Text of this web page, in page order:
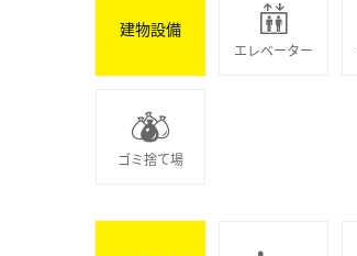
建物設備
エレベーター
ゴミ捨て場